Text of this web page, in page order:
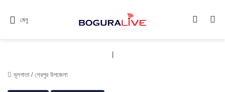
মেনু
মূলপাতা / শেরপুর উপজেলা